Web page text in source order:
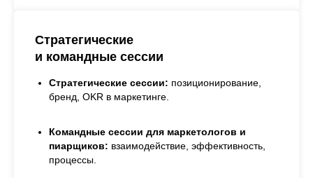
Стратегические
и командные сессии
Стратегические сессии: позиционирование,
бренд, OKR в маркетинге.
Командные сессии для маркетологов и
пиарщиков: взаимодействие, эффективность,
процессы.